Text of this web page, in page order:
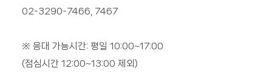
02-3290-7466, 7467
※ 응대 가능시간: 평일 10:00~17:00
(점심시간 12:00~13:00 제외 )